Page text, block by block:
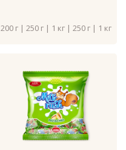
200 г | 250 г | 1 кг | 250 г | 1 кг